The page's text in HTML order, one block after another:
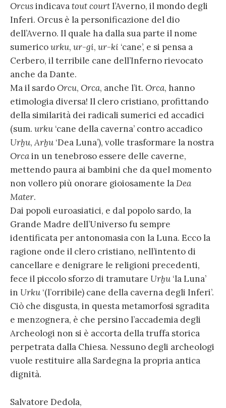
Orcusindicavatout courtl’Averno, il mondo degli
Inferi. Orcus è la personificazione del dio
dell’Averno. Il quale ha dalla sua parte il nome
sumericourku, ur-gi, ur-ki ‘cane’, e si pensa a
Cerbero, il terribile cane dell’Inferno rievocato
anche da Dante.
Ma il sardoOrcu, Orca, anche l’it. Orca, hanno
etimologia diversa! Il clero cristiano, profittando
della similarità dei radicali sumerici ed accadici
(sum. urku ‘cane della caverna’ contro accadico
Urḫu,Arḫu ‘Dea Luna’), volle trasformare la nostra
Orcain un tenebroso essere delle caverne,
mettendo paura ai bambini che da quel momento
non vollero più onorare gioiosamente laDea
Mater.
Dai popoli euroasiatici, e dal popolo sardo, la
Grande Madre dell’Universo fu sempre
identificata per antonomasia con la Luna. Ecco la
ragione onde il clero cristiano, nell’intento di
cancellare e denigrare le religioni precedenti,
fece il piccolo sforzo di tramutare Urḫu ‘la Luna’
in Urku ‘(l’orribile) cane della caverna degli Inferi’.
Ciò che disgusta, in questa metamorfosi sgradita
e menzognera, è che persino l’accademia degli
Archeologi non si è accorta della truffa storica
perpetrata dalla Chiesa. Nessuno degli archeologi
vuole restituire alla Sardegna la propria antica
dignità.
Salvatore Dedola,